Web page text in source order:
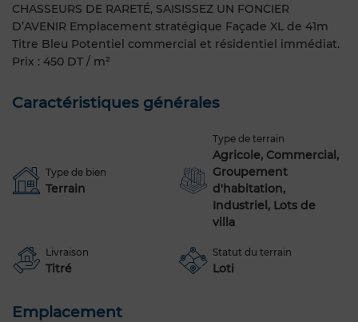
CHASSEURS DE RARETÉ, SAISISSEZ UN FONCIER
D’AVENIR Emplacement stratégique Façade XL de 41m
Titre Bleu Potentiel commercial et résidentiel immédiat.
Prix : 450 DT / m²
Caractéristiques générales
Type de bien
Terrain
Type de terrain
Agricole, Commercial,
Groupement
d'habitation,
Industriel, Lots de
villa
Livraison
Titré
Statut du terrain
Loti
Emplacement